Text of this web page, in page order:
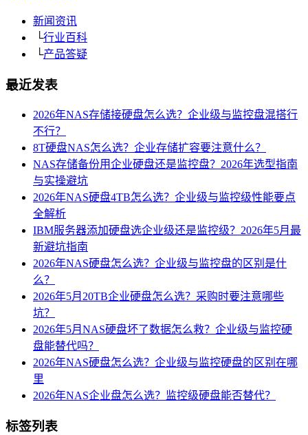
新闻资讯
└行业百科
└产品答疑
最近发表
2026年NAS存储接硬盘怎么选？企业级与监控盘混搭行
不行？
8T硬盘NAS怎么选？企业存储扩容要注意什么？
NAS存储备份用企业硬盘还是监控盘？2026年选型指南
与实操避坑
2026年NAS硬盘4TB怎么选？企业级与监控级性能要点
全解析
IBM服务器添加硬盘选企业级还是监控级？2026年5月最
新避坑指南
2026年NAS硬盘怎么选？企业级与监控盘的区别是什
么？
2026年5月20TB企业硬盘怎么选？采购时要注意哪些
坑？
2026年5月NAS硬盘坏了数据怎么救？企业级与监控硬
盘能替代吗？
2026年NAS硬盘怎么选？企业级与监控硬盘的区别在哪
里
2026年NAS企业盘怎么选？监控级硬盘能否替代？
标签列表